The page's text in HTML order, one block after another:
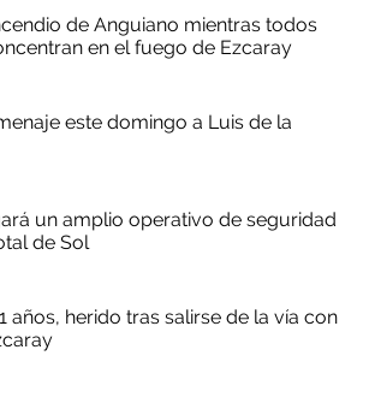
de Anguiano mientras todos
en el fuego de Ezcaray
este domingo a Luis de la
un amplio operativo de seguridad
de Sol
años, herido tras salirse de la vía con